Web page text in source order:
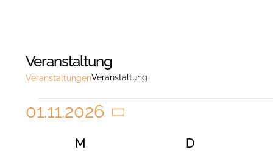
Veranstaltung
VeranstaltungenVeranstaltung
Veranstaltungen
01.11.2026
Datum
wählen.
Kalender
M DDIENSTAG